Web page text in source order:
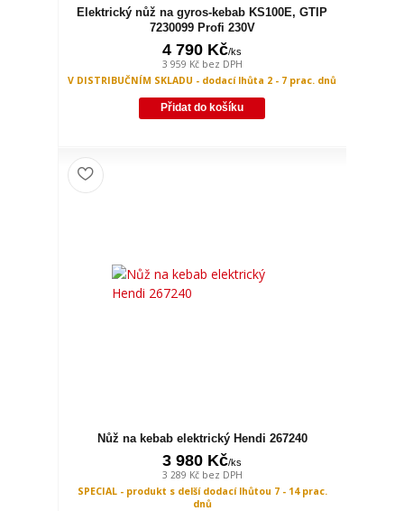
Elektrický nůž na gyros-kebab KS100E, GTIP
7230099 Profi 230V
4 790 Kč/ks
3 959 Kč bez DPH
V DISTRIBUČNÍM SKLADU - dodací lhůta 2 - 7 prac. dnů
Přidat do košíku
Nůž na kebab elektrický Hendi 267240
3 980 Kč/ks
3 289 Kč bez DPH
SPECIAL - produkt s delší dodací lhůtou 7 - 14 prac.
dnů